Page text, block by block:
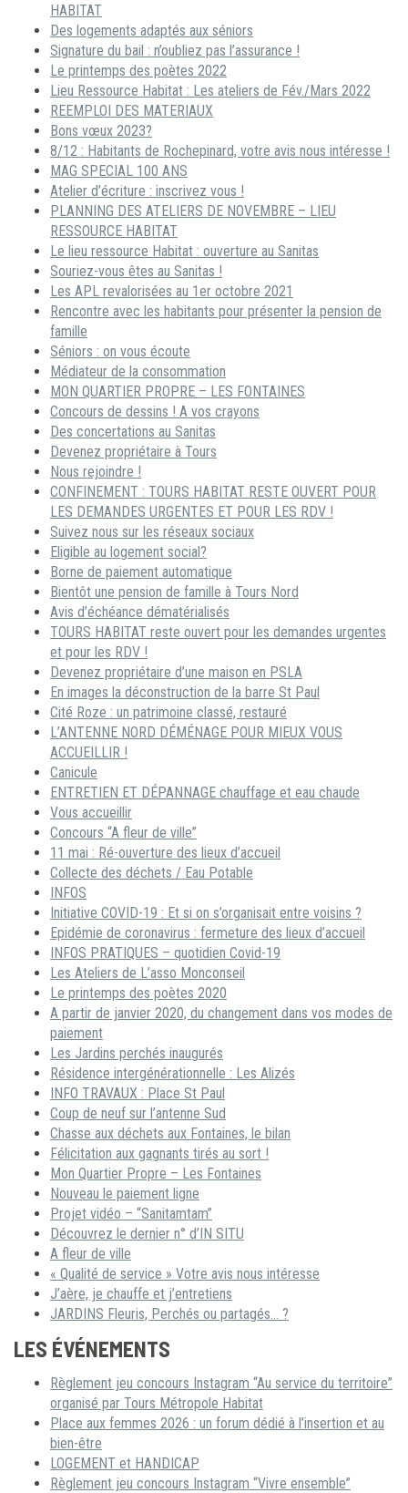
HABITAT
Des logements adaptés aux séniors
Signature du bail : n’oubliez pas l’assurance !
Le printemps des poètes 2022
Lieu Ressource Habitat : Les ateliers de Fév./Mars 2022
REEMPLOI DES MATERIAUX
Bons vœux 2023?
8/12 : Habitants de Rochepinard, votre avis nous intéresse !
MAG SPECIAL 100 ANS
Atelier d’écriture : inscrivez vous !
PLANNING DES ATELIERS DE NOVEMBRE – LIEU
RESSOURCE HABITAT
Le lieu ressource Habitat : ouverture au Sanitas
Souriez-vous êtes au Sanitas !
Les APL revalorisées au 1er octobre 2021
Rencontre avec les habitants pour présenter la pension de
famille
Séniors : on vous écoute
Médiateur de la consommation
MON QUARTIER PROPRE – LES FONTAINES
Concours de dessins ! A vos crayons
Des concertations au Sanitas
Devenez propriétaire à Tours
Nous rejoindre !
CONFINEMENT : TOURS HABITAT RESTE OUVERT POUR
LES DEMANDES URGENTES ET POUR LES RDV !
Suivez nous sur les réseaux sociaux
Eligible au logement social?
Borne de paiement automatique
Bientôt une pension de famille à Tours Nord
Avis d’échéance dématérialisés
TOURS HABITAT reste ouvert pour les demandes urgentes
et pour les RDV !
Devenez propriétaire d’une maison en PSLA
En images la déconstruction de la barre St Paul
Cité Roze : un patrimoine classé, restauré
L’ANTENNE NORD DÉMÉNAGE POUR MIEUX VOUS
ACCUEILLIR !
Canicule
ENTRETIEN ET DÉPANNAGE chauffage et eau chaude
Vous accueillir
Concours “A fleur de ville”
11 mai : Ré-ouverture des lieux d’accueil
Collecte des déchets / Eau Potable
INFOS
Initiative COVID-19 : Et si on s’organisait entre voisins ?
Epidémie de coronavirus : fermeture des lieux d’accueil
INFOS PRATIQUES – quotidien Covid-19
Les Ateliers de L’asso Monconseil
Le printemps des poètes 2020
A partir de janvier 2020, du changement dans vos modes de
paiement
Les Jardins perchés inaugurés
Résidence intergénérationnelle : Les Alizés
INFO TRAVAUX : Place St Paul
Coup de neuf sur l’antenne Sud
Chasse aux déchets aux Fontaines, le bilan
Félicitation aux gagnants tirés au sort !
Mon Quartier Propre – Les Fontaines
Nouveau le paiement ligne
Projet vidéo – “Sanitamtam”
Découvrez le dernier n° d’IN SITU
A fleur de ville
« Qualité de service » Votre avis nous intéresse
J’aère, je chauffe et j’entretiens
JARDINS Fleuris, Perchés ou partagés… ?
LES ÉVÉNEMENTS
Règlement jeu concours Instagram “Au service du territoire”
organisé par Tours Métropole Habitat
Place aux femmes 2026 : un forum dédié à l’insertion et au
bien-être
LOGEMENT et HANDICAP
Règlement jeu concours Instagram “Vivre ensemble”